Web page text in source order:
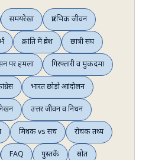
समयरेखा प्रारंभिक जीवन
क्रांति में प्रवेश छात्री संघ
पर हमला गिरफ्तारी व मुकदमा
भारत छोड़ो आंदोलन
उत्तर जीवन व निधन
मिथक vs सच रोचक तथ्य
FAQ पुस्तकें स्रोत